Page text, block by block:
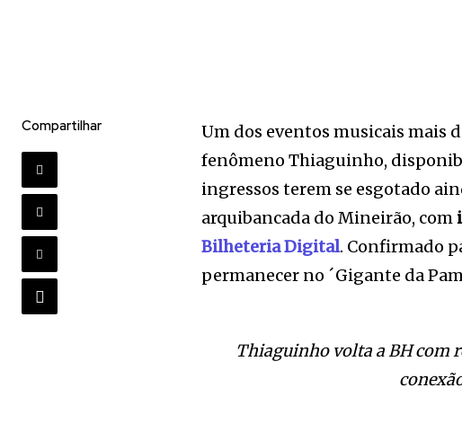
Compartilhar
Um dos eventos musicais mais
fenômeno Thiaguinho,
ingressos terem se esgotado
arquibancada do Mineirão, com
Bilheteria Digital. Confirmado
permanecer no ´Gigante da
Thiaguinho volta a BH com